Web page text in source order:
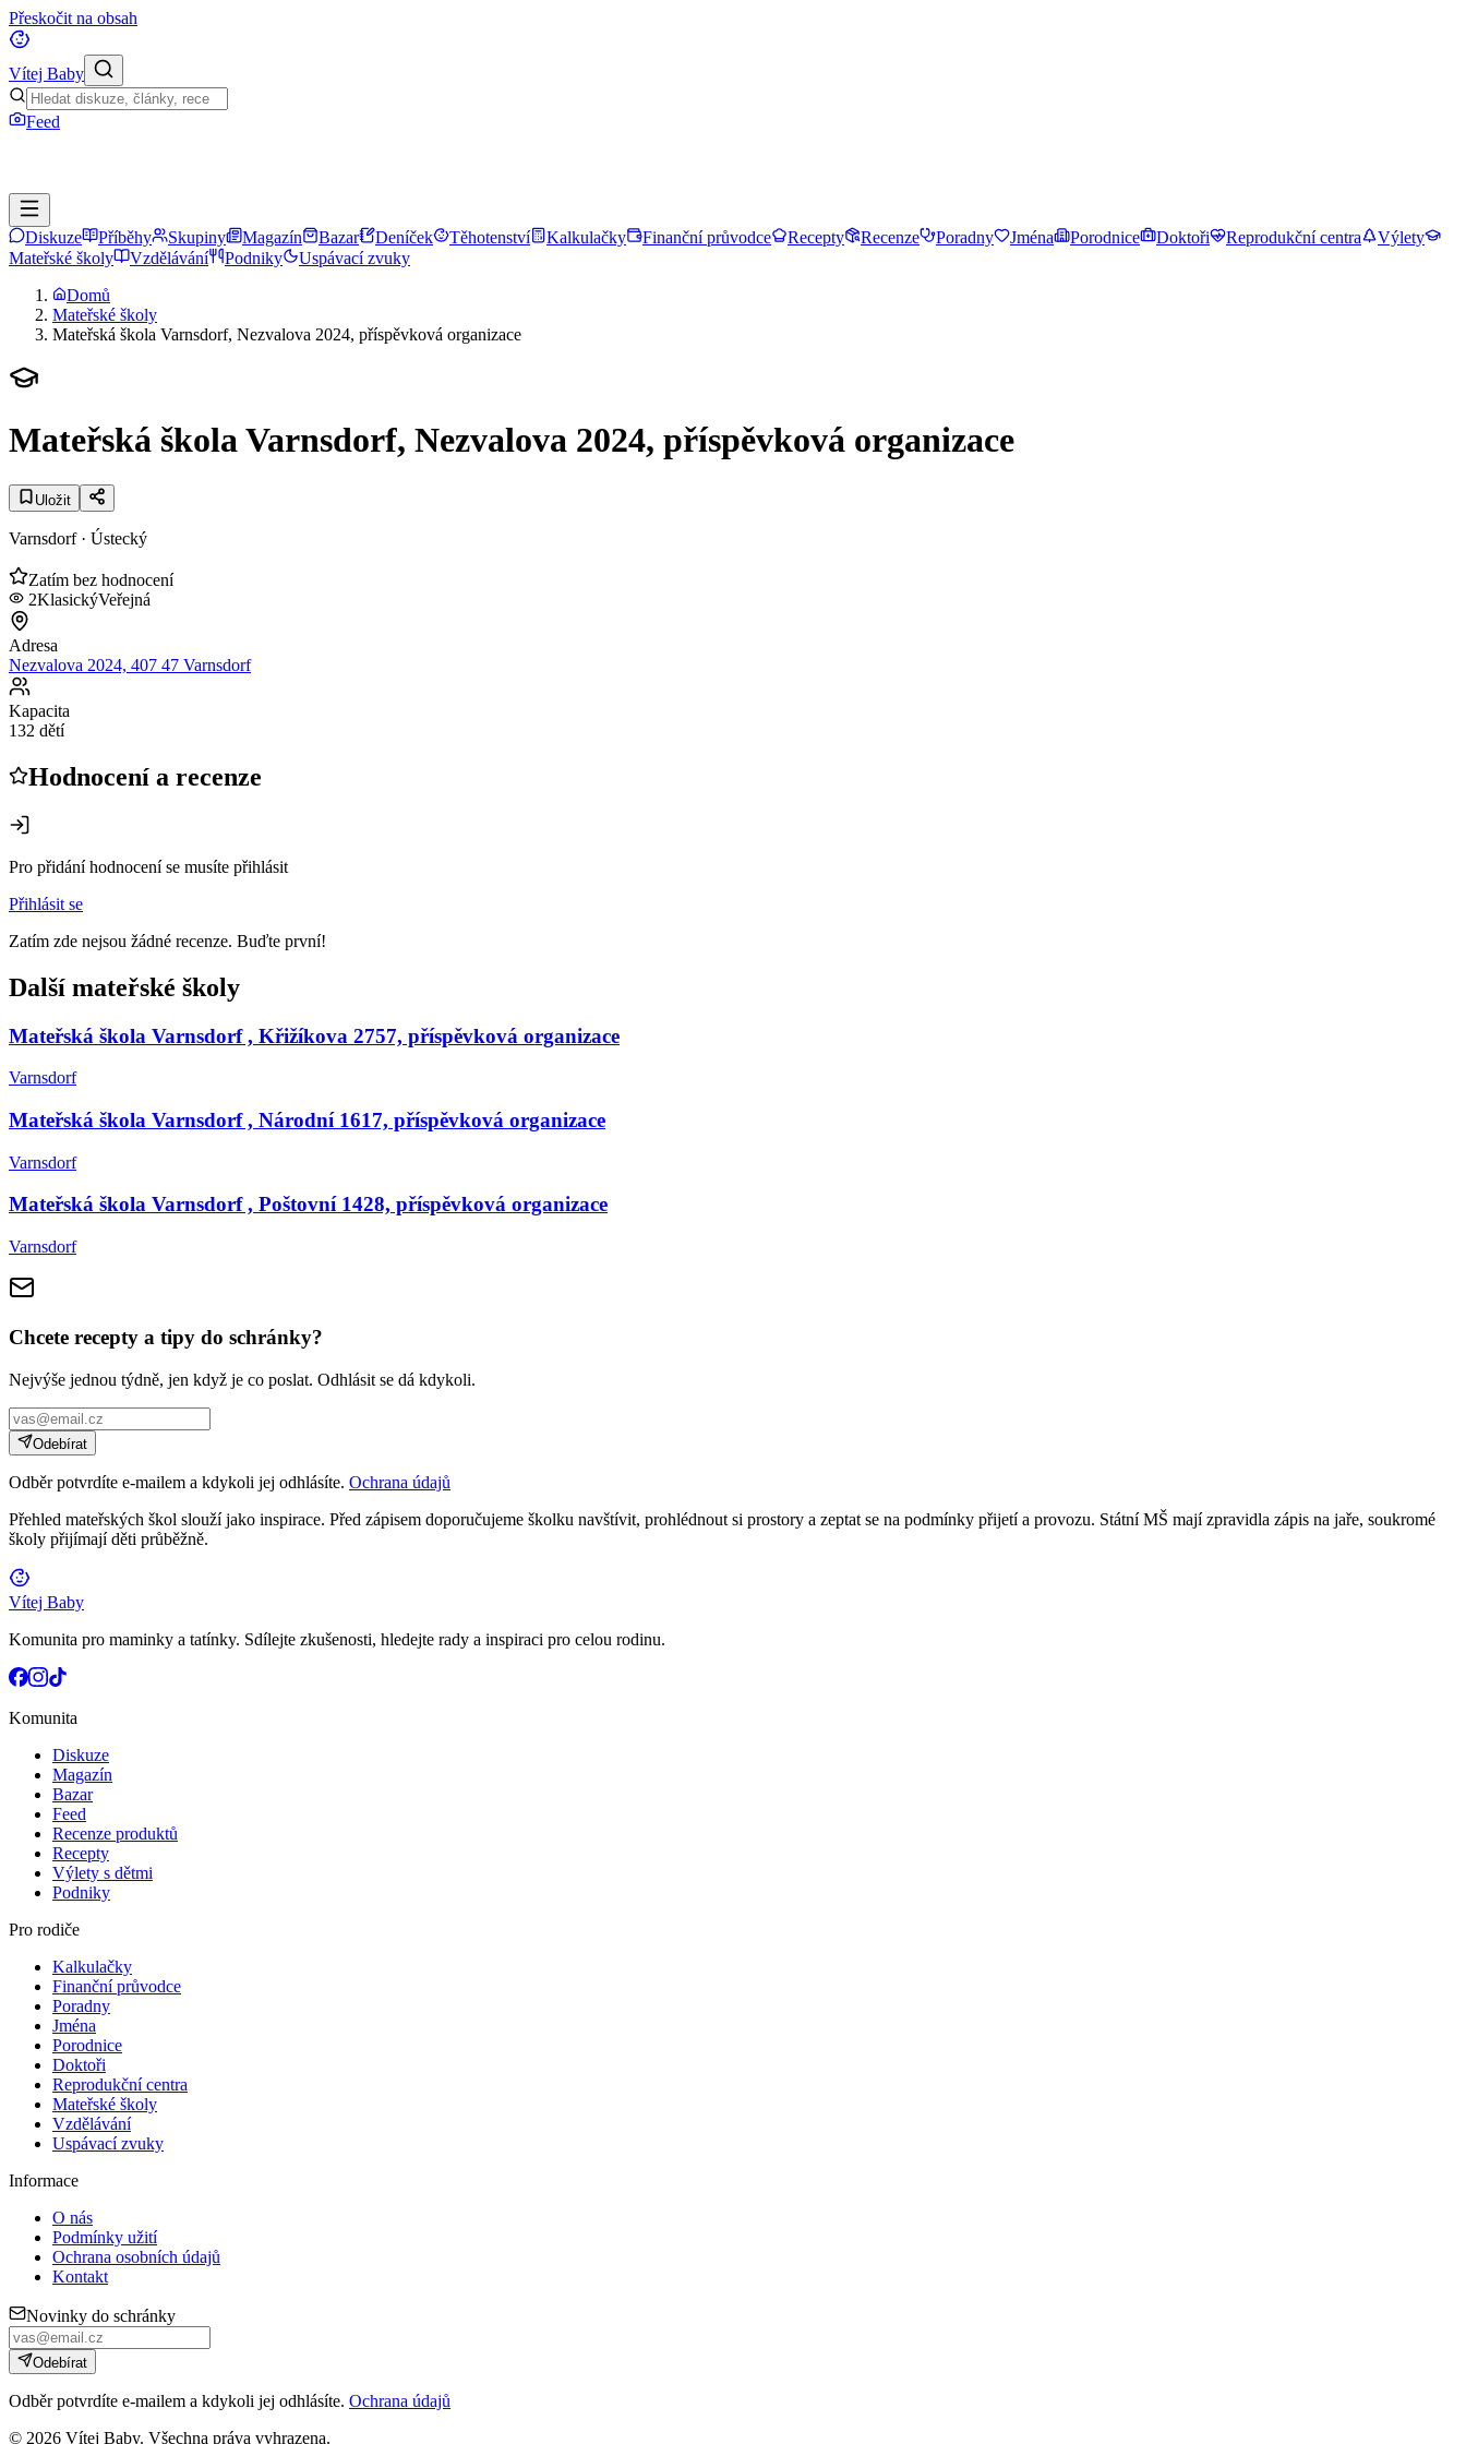
Přeskočit na obsah
Vítej Baby
Feed
Diskuze Příběhy Skupiny Magazín Bazar Deníček Těhotenství Kalkulačky Finanční průvodce Recepty Recenze Poradny Jména Porodnice Doktoři Reprodukční centra
Výlety
Mateřské školy
Vzdělávání Podniky
Uspávací zvuky
Domů
Mateřské školy
Mateřská škola Varnsdorf, Nezvalova 2024, příspěvková organizace
Mateřská škola Varnsdorf, Nezvalova 2024, příspěvková organizace
Uložit
Varnsdorf· Ústecký
Zatím bez hodnocení
2KlasickýVeřejná
Adresa
Nezvalova 2024, 407 47 Varnsdorf
Kapacita
132 dětí
Hodnocení a recenze
Pro přidání hodnocení se musíte přihlásit
Přihlásit se
Zatím zde nejsou žádné recenze. Buďte první!
Další mateřské školy
Mateřská škola Varnsdorf , Křižíkova 2757, příspěvková organizace
Varnsdorf
Mateřská škola Varnsdorf , Národní 1617, příspěvková organizace
Varnsdorf
Mateřská škola Varnsdorf , Poštovní 1428, příspěvková organizace
Varnsdorf
Chcete recepty a tipy do schránky?
Nejvýše jednou týdně, jen když je co poslat. Odhlásit se dá kdykoli.
Odebírat
Odběr potvrdíte e-mailem a kdykoli jej odhlásíte. Ochrana údajů
Přehled mateřských škol slouží jako inspirace. Před zápisem doporučujeme školku navštívit, prohlédnout si prostory a zeptat se na podmínky přijetí a provozu. Státní MŠ mají zpravidla zápis na jaře, soukromé
školy přijímají děti průběžně.
Vítej Baby
Komunita pro maminky a tatínky. Sdílejte zkušenosti, hledejte rady a inspiraci pro celou rodinu.
Komunita
Diskuze
Magazín
Bazar
Feed
Recenze produktů
Recepty
Výlety s dětmi
Podniky
Pro rodiče
Kalkulačky
Finanční průvodce
Poradny
Jména
Porodnice
Doktoři
Reprodukční centra
Mateřské školy
Vzdělávání
Uspávací zvuky
Informace
O nás
Podmínky užití
Ochrana osobních údajů
Kontakt
Novinky do schránky
Odebírat
Odběr potvrdíte e-mailem a kdykoli jej odhlásíte. Ochrana údajů
© 2026 Vítej Baby. Všechna práva vyhrazena.